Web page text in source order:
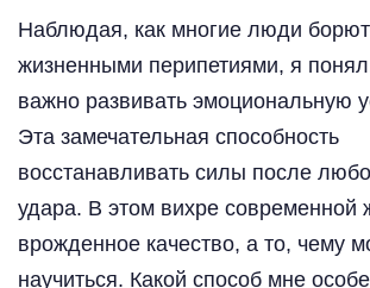
Наблюдая, как многие люди
жизненными перипетиями, я
важно развивать эмоциональную
Эта замечательная способность
восстанавливать силы после
удара. В этом вихре современной
врожденное качество, а то, чему
научиться. Какой способ мне